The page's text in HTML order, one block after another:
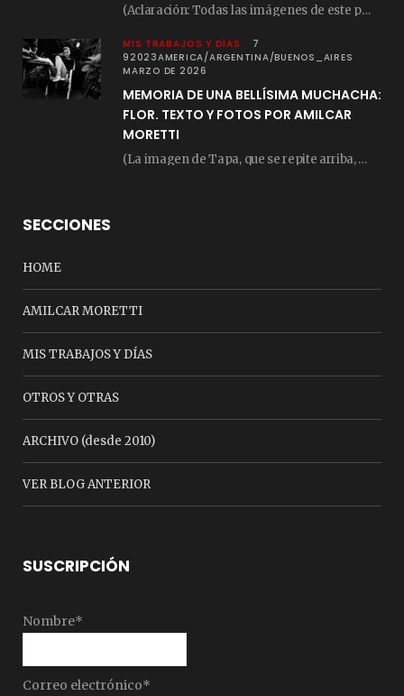
(Aclaración: Todas las imágenes de este posteo fueron tomadas de Bloghemia.com, y todos los…
MIS TRABAJOS Y DÍAS
7
92023AMERICA/ARGENTINA/BUENOS_AIRES
MARZO DE 2026
MEMORIA DE UNA BELLÍSIMA MUCHACHA:
FLOR. TEXTO Y FOTOS POR AMILCAR
MORETTI
(La imagen de Tapa, que se repite arriba, fue compuesta por Amilcar Moretti el viernes…
SECCIONES
HOME
AMILCAR MORETTI
MIS TRABAJOS Y DÍAS
OTROS Y OTRAS
ARCHIVO (desde 2010)
VER BLOG ANTERIOR
SUSCRIPCIÓN
Nombre*
Correo electrónico*